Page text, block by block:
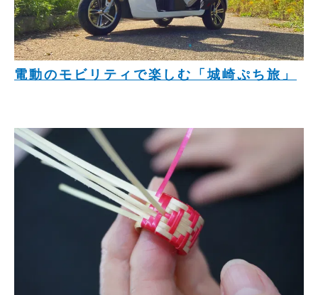
電動のモビリティで楽しむ「城崎ぷち旅」